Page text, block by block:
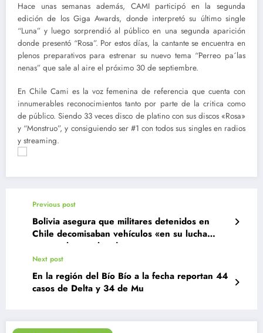
Hace unas semanas además, CAMI participó en la segunda
edición de los Giga Awards, donde interpretó su último single
“Luna” y luego sorprendió al público en una segunda aparición
donde presentó “Rosa”. Por estos días, la cantante se encuentra en
plenos preparativos para estrenar su nuevo tema “Perreo pa´las
nenas” que sale al aire el próximo 30 de septiembre.
En Chile Cami es la voz femenina de referencia que cuenta con
innumerables reconocimientos tanto por parte de la critica como
de público. Siendo 33 veces disco de platino con sus discos «Rosa»
y “Monstruo”, y consiguiendo ser #1 con todos sus singles en radios
y streaming.
Previous post
Bolivia asegura que militares detenidos en
Chile decomisaban vehículos «en su lucha
contra el contrabando»
Next post
En la región del Bío Bío a la fecha reportan 44
casos de Delta y 34 de Mu